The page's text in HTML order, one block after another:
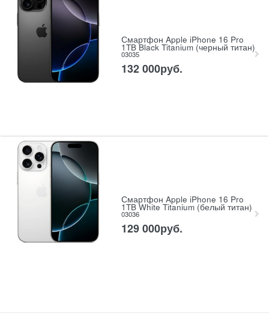
Смартфон Apple iPhone 16 Pro
1TB Black Titanium (черный титан)
03035
132 000руб.
Смартфон Apple iPhone 16 Pro
1TB White Titanium (белый титан)
03036
129 000руб.